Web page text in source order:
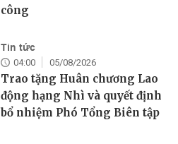
công
Tin tức
04:00 05/08/2026
Trao tặng Huân chương Lao
động hạng Nhì và quyết định
bổ nhiệm Phó Tổng Biên tập